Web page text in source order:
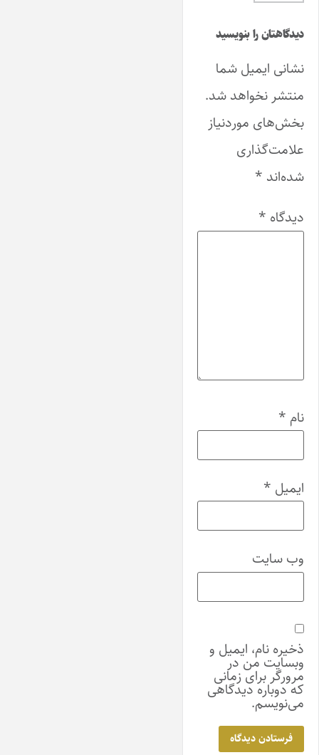
دیدگاهتان را بنویسید
نشانی ایمیل شما
منتشر نخواهد شد.
بخش‌های موردنیاز
علامت‌گذاری
شده‌اند *
دیدگاه *
نام *
ایمیل *
وب‌ سایت
ذخیره نام، ایمیل و
وبسایت من در
مرورگر برای زمانی
که دوباره دیدگاهی
می‌نویسم.